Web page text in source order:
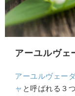
アーユルヴェ
アーユルヴェー
ャ と呼ばれる３